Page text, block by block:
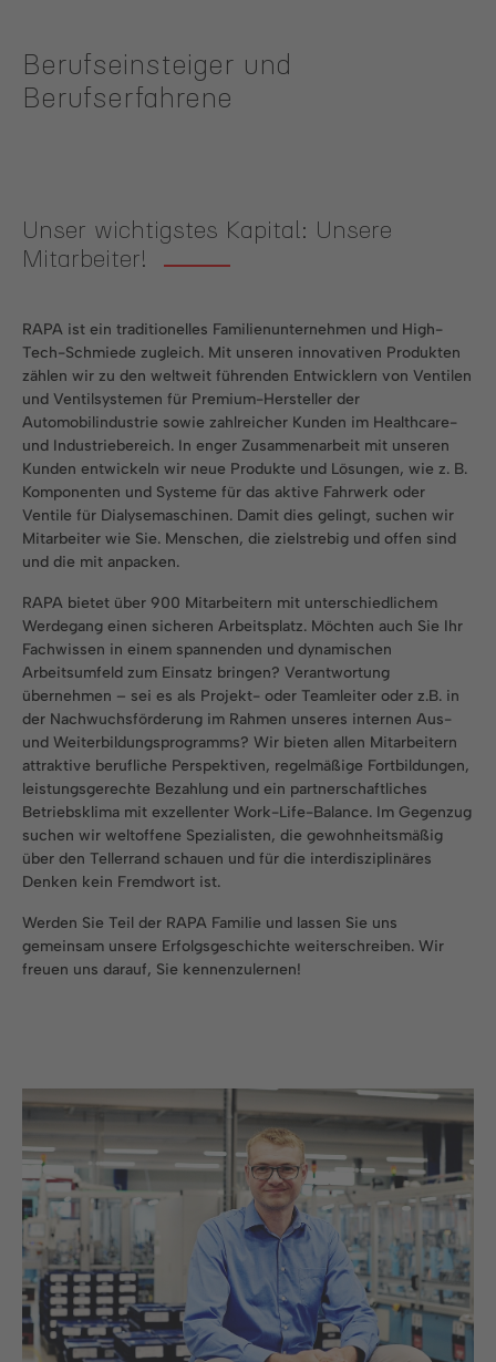
Berufseinsteiger und
Berufserfahrene
Unser wichtigstes Kapital: Unsere
Mitarbeiter!
RAPA ist ein traditionelles Familienunternehmen und High-
Tech-Schmiede zugleich. Mit unseren innovativen Produkten
zählen wir zu den weltweit führenden Entwicklern von Ventilen
und Ventilsystemen für Premium-Hersteller der
Automobilindustrie sowie zahlreicher Kunden im Healthcare-
und Industriebereich. In enger Zusammenarbeit mit unseren
Kunden entwickeln wir neue Produkte und Lösungen, wie z. B.
Komponenten und Systeme für das aktive Fahrwerk oder
Ventile für Dialysemaschinen. Damit dies gelingt, suchen wir
Mitarbeiter wie Sie. Menschen, die zielstrebig und offen sind
und die mit anpacken.
RAPA bietet über 900 Mitarbeitern mit unterschiedlichem
Werdegang einen sicheren Arbeitsplatz. Möchten auch Sie Ihr
Fachwissen in einem spannenden und dynamischen
Arbeitsumfeld zum Einsatz bringen? Verantwortung
übernehmen – sei es als Projekt- oder Teamleiter oder z.B. in
der Nachwuchsförderung im Rahmen unseres internen Aus-
und Weiterbildungsprogramms? Wir bieten allen Mitarbeitern
attraktive berufliche Perspektiven, regelmäßige Fortbildungen,
leistungsgerechte Bezahlung und ein partnerschaftliches
Betriebsklima mit exzellenter Work-Life-Balance. Im Gegenzug
suchen wir weltoffene Spezialisten, die gewohnheitsmäßig
über den Tellerrand schauen und für die interdisziplinäres
Denken kein Fremdwort ist.
Werden Sie Teil der RAPA Familie und lassen Sie uns
gemeinsam unsere Erfolgsgeschichte weiterschreiben. Wir
freuen uns darauf, Sie kennenzulernen!